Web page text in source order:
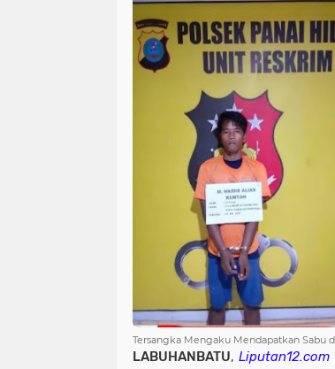
Tersangka Mengaku Mendapatkan Sabu
LABUHANBATU, Liputan12.com